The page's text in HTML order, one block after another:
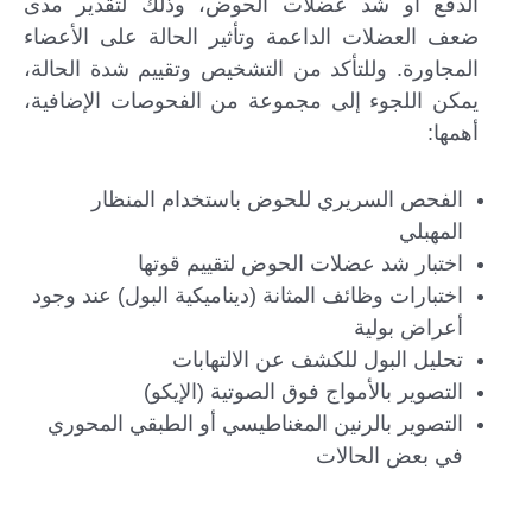
الدفع أو شد عضلات الحوض، وذلك لتقدير مدى
ضعف العضلات الداعمة وتأثير الحالة على الأعضاء
المجاورة. وللتأكد من التشخيص وتقييم شدة الحالة،
يمكن اللجوء إلى مجموعة من الفحوصات الإضافية،
أهمها:
الفحص السريري للحوض باستخدام المنظار
المهبلي
اختبار شد عضلات الحوض لتقييم قوتها
اختبارات وظائف المثانة (ديناميكية البول) عند وجود
أعراض بولية
تحليل البول للكشف عن الالتهابات
التصوير بالأمواج فوق الصوتية (الإيكو)
التصوير بالرنين المغناطيسي أو الطبقي المحوري
في بعض الحالات